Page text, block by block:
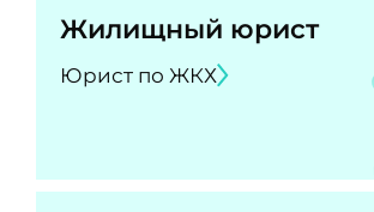
Жилищный юрист
Юрист по ЖКХ